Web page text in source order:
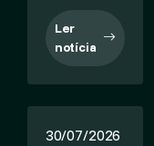
Ler
notícia
30/07/2026